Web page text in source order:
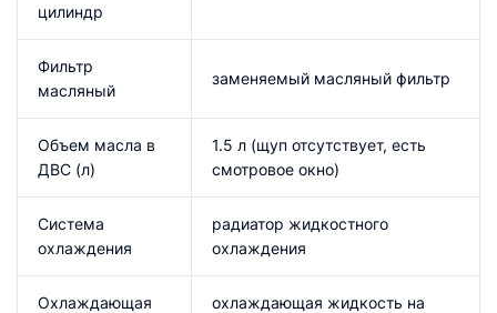
цилиндр
Фильтр
масляный
заменяемый масляный фильтр
Объем масла в
ДВС (л)
1.5 л (щуп отсутствует, есть
смотровое окно)
Система
охлаждения
радиатор жидкостного
охлаждения
Охлаждающая
охлаждающая жидкость на